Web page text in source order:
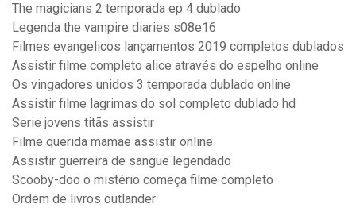
The magicians 2 temporada ep 4 dublado
Legenda the vampire diaries s08e16
Filmes evangelicos lançamentos 2019 completos dublados
Assistir filme completo alice através do espelho online
Os vingadores unidos 3 temporada dublado online
Assistir filme lagrimas do sol completo dublado hd
Serie jovens titãs assistir
Filme querida mamae assistir online
Assistir guerreira de sangue legendado
Scooby-doo o mistério começa filme completo
Ordem de livros outlander